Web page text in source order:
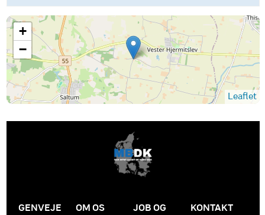
+
−
Leaflet
GENVEJE OM OS
JOB OG
KONTAKT